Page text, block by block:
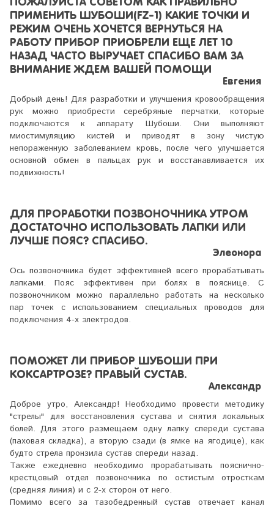
ПОЖАЛУЙСТА СОВЕТОМ КАК ПРАВИЛЬНО
ПРИМЕНИТЬ ШУБОШИ(FZ-1) КАКИЕ ТОЧКИ И
РЕЖИМ ОЧЕНЬ ХОЧЕТСЯ ВЕРНУТЬСЯ НА
РАБОТУ ПРИБОР ПРИОБРЕЛИ ЕЩЕ ЛЕТ 10
НАЗАД ЧАСТО ВЫРУЧАЕТ СПАСИБО ВАМ ЗА
ВНИМАНИЕ ЖДЕМ ВАШЕЙ ПОМОЩИ
Евгения
Добрый день! Для разработки и улучшения кровообращения
рук можно приобрести серебряные перчатки, которые
подключаются к аппарату Шубоши. Они выполняют
миостимуляцию кистей и приводят в зону чистую
непораженную заболеванием кровь, после чего улучшается
основной обмен в пальцах рук и восстанавливается их
подвижность!
ДЛЯ ПРОРАБОТКИ ПОЗВОНОЧНИКА УТРОМ
ДОСТАТОЧНО ИСПОЛЬЗОВАТЬ ЛАПКИ ИЛИ
ЛУЧШЕ ПОЯС? СПАСИБО.
Элеонора
Ось позвоночника будет эффективней всего прорабатывать
лапками. Пояс эффективен при болях в пояснице. С
позвоночником можно параллельно работать на несколько
пар точек с использованием специальных проводов для
подключения 4-х электродов.
ПОМОЖЕТ ЛИ ПРИБОР ШУБОШИ ПРИ
КОКСАРТРОЗЕ? ПРАВЫЙ СУСТАВ.
Александр
Доброе утро, Александр! Необходимо провести методику
"стрелы" для восстановления сустава и снятия локальных
болей. Для этого размещаем одну лапку спереди сустава
(паховая складка), а вторую сзади (в ямке на ягодице), как
будто стрела пронзила сустав спереди назад.
Также ежедневно необходимо прорабатывать пояснично-
крестцовый отдел позвоночника по остистым отросткам
(средняя линия) и с 2-х сторон от него.
Помимо всего за тазобедренный сустав отвечает канал